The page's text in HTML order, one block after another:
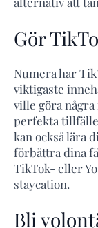
Gör
Numera har
viktigaste
ville göra
perfekta
kan också lära
förbättra dina
TikTok- eller
staycation.
Bli